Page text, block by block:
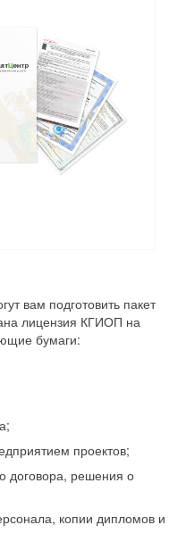
вам подготовить пакет
лицензия КГИОП на
бумаги:
проектов;
договора, решения о
копии дипломов и